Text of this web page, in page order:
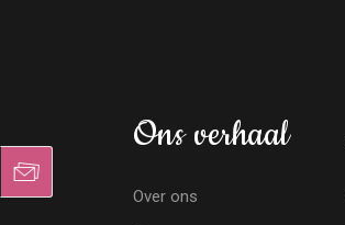
Ons verhaal
Over ons